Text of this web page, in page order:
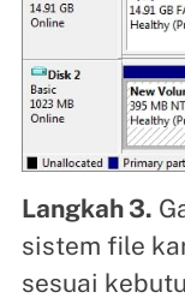
Langkah 3.
sistem file
sesuai